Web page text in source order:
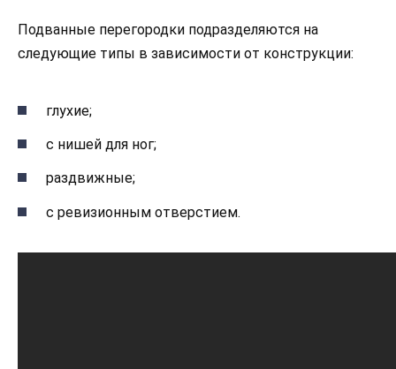
Подванные перегородки подразделяются на
следующие типы в зависимости от конструкции:
глухие;
с нишей для ног;
раздвижные;
с ревизионным отверстием.